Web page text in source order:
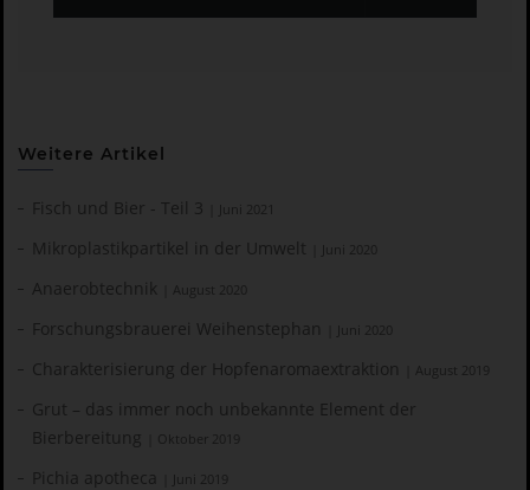
Weitere Artikel
Fisch und Bier - Teil 3 | Juni 2021
Mikroplastikpartikel in der Umwelt | Juni 2020
Anaerobtechnik | August 2020
Forschungsbrauerei Weihenstephan | Juni 2020
Charakterisierung der Hopfenaromaextraktion | August 2019
Grut – das immer noch unbekannte Element der
Bierbereitung
| Oktober 2019
Pichia apotheca | Juni 2019